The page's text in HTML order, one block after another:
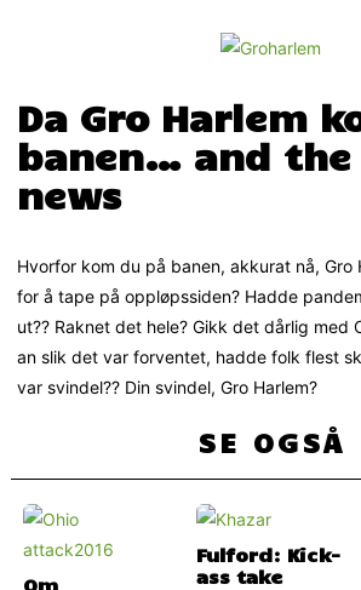
Da Gro Harlem
banen… and the
news
Hvorfor kom du på banen, akkurat nå, Gro
for å tape på oppløpssiden? Hadde
ut?? Raknet det hele? Gikk det dårlig med
an slik det var forventet, hadde folk flest
var svindel?? Din svindel, Gro Harlem?
SE OGSÅ
Om
Fulford: Kick-
ass take